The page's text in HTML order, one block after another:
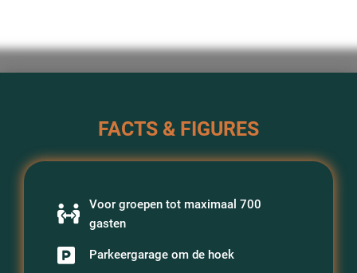
FACTS & FIGURES
Voor groepen tot maximaal 700
gasten
Parkeergarage om de hoek